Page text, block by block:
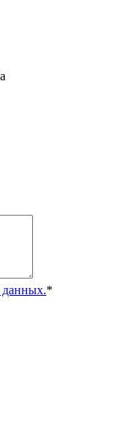
данных.*